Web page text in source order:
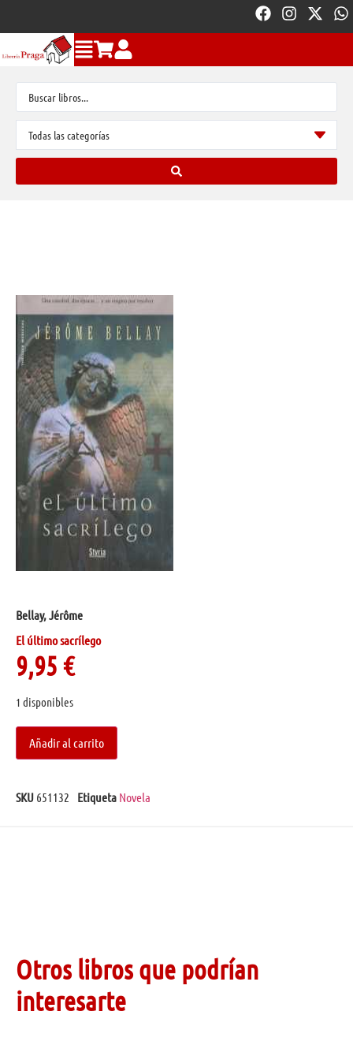
Bellay, Jérôme
El último sacrílego
9,95 €
1 disponibles
Añadir al carrito
SKU 651132 Etiqueta Novela
Otros libros que podrían
interesarte